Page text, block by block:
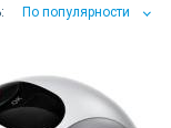
По популярности
По популярности